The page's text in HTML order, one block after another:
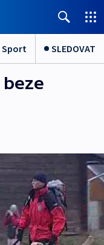
Sport SLEDOVAT